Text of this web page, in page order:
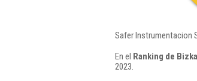
Safer Instrumentacion
En el Ranking de
2023.